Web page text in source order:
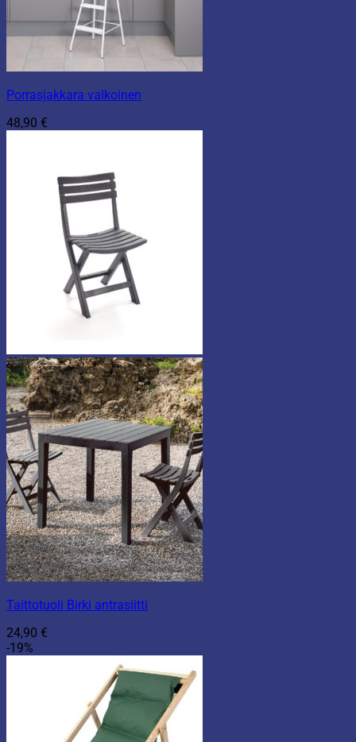
Porrasjakkara valkoinen
48,90 €
Taittotuoli Birki antrasiitti
24,90 €
-19%